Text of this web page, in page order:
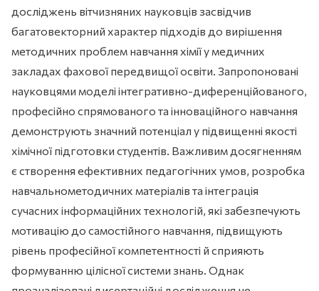
досліджень вітчизняних науковців засвідчив
багатовекторний характер підходів до вирішення
методичних проблем навчання хімії у медичних
закладах фахової передвищої освіти. Запропоновані
науковцями моделі інтегративно-диференційованого,
професійно спрямованого та інноваційного навчання
демонструють значний потенціал у підвищенні якості
хімічної підготовки студентів. Важливим досягненням
є створення ефективних педагогічних умов, розробка
навчальнометодичних матеріалів та інтеграція
сучасних інформаційних технологій, які забезпечують
мотивацію до самостійного навчання, підвищують
рівень професійної компетентності й сприяють
формуванню цілісної системи знань. Однак